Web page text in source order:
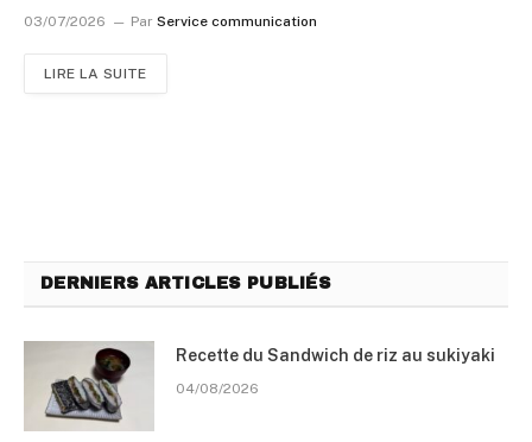
03/07/2026 Par Service communication
LIRE LA SUITE
DERNIERS ARTICLES PUBLIÉS
Recette du Sandwich de riz au sukiyaki
04/08/2026